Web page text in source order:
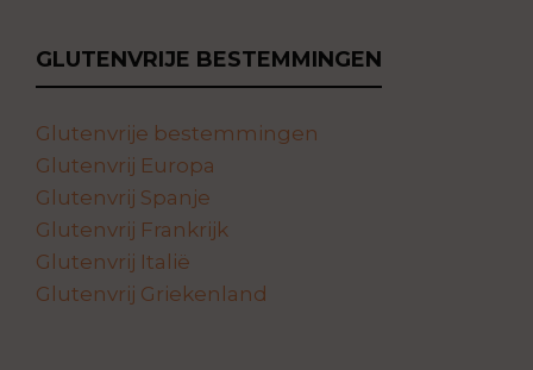
GLUTENVRIJE BESTEMMINGEN
Glutenvrije bestemmingen
Glutenvrij Europa
Glutenvrij Spanje
Glutenvrij Frankrijk
Glutenvrij Italië
Glutenvrij Griekenland